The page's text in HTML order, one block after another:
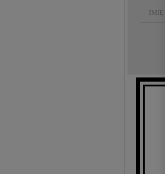
IMIĘ